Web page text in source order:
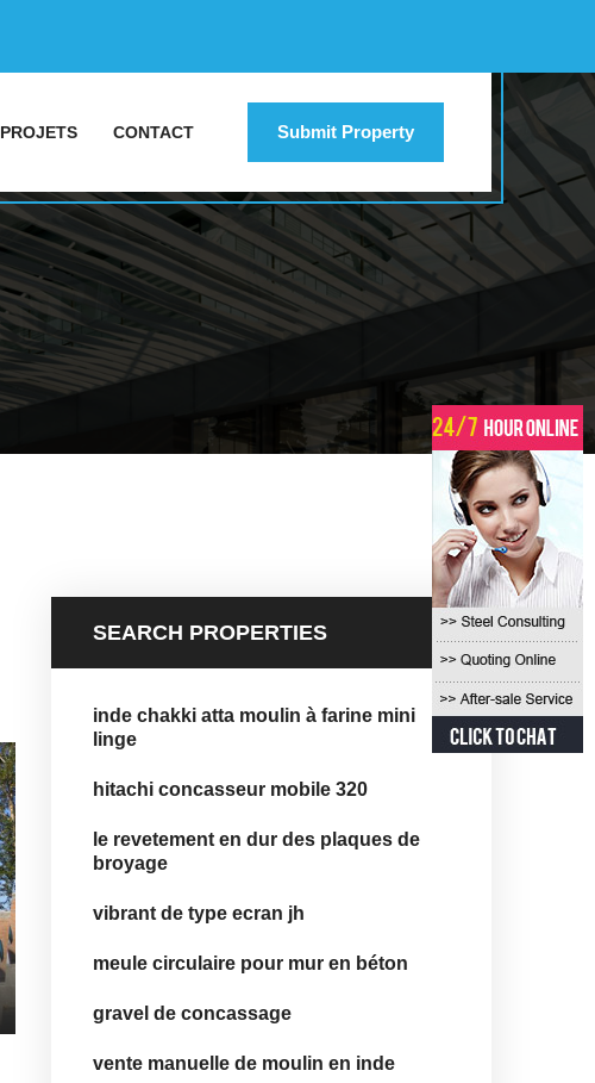
PROJETS CONTACT Submit Property
SEARCH PROPERTIES
inde chakki atta moulin à farine mini
linge
hitachi concasseur mobile 320
le revetement en dur des plaques de
broyage
vibrant de type ecran jh
meule circulaire pour mur en béton
gravel de concassage
vente manuelle de moulin en inde